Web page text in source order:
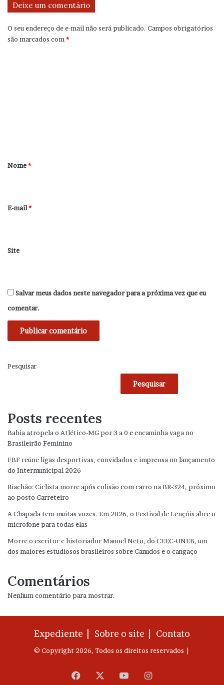
Deixe um comentário
O seu endereço de e-mail não será publicado. Campos obrigatórios
são marcados com*
r
*
Nome*
E-mail*
Site
Salvar meus dados neste navegador para a próxima vez que eu
comentar.
Pesquisar
Pesquisar
Posts recentes
Bahia atropela o Atlético-MG por 3 a 0 e encaminha vaga no
Brasileirão Feminino
FBF reúne ligas desportivas, convidados e imprensa no lançamento
do Intermunicipal 2026
Riachão: Ciclista morre após colisão com carro na BR-324, próximo
ao posto Carreteiro
A Chapada tem muitas vozes. Em 2026, o Festival de Lençóis abre o
microfone para todas elas
Morre o escritor e historiador Manoel Neto, do CEEC-UNEB, um
dos maiores estudiosos brasileiros sobre Canudos e o cangaço
Comentários
Nenhum comentário para mostrar.
Expediente | Sobre o site | Contato
© Copyright 2026, Todos os direitos reservados |
Facebook YouTubeInstagram